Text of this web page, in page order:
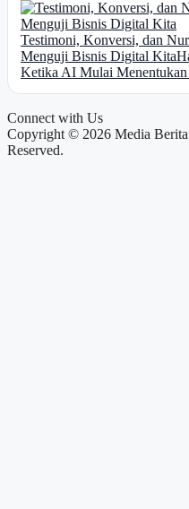
Testimoni, Konversi, dan
Menguji Bisnis Digital Kita
Ketika AI Mulai
Connect with Us
Copyright © 2026 Media
Reserved.